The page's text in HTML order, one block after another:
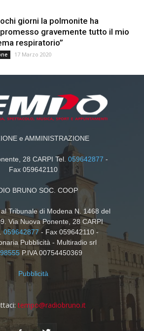
giorni la polmonite ha
gravemente tutto il mio
respiratorio”
17 Marzo 2020
e AMMINISTRAZIONE
28 CARPI Tel.059642877 -
Fax 059642110
BRUNO SOC. COOP
Tribunale di Modena N. 1468 del
Via Nuova Ponente, 28 CARPI
059642877- Fax 059642110 -
Pubblicità - Multiradio srl
P.IVA 00754450369
Pubblicità
tempo@radiobruno.it